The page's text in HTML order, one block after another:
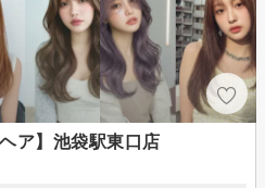
ア】池袋駅東口店